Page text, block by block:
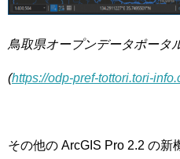
鳥取県オープンデータポータ
(https://odp-pref-tottori.tori-
その他の ArcGIS Pro 2.2 の新